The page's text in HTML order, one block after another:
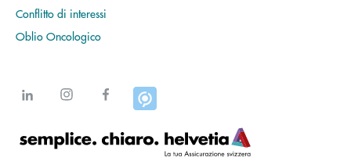
Conflitto di interessi
Oblio Oncologico